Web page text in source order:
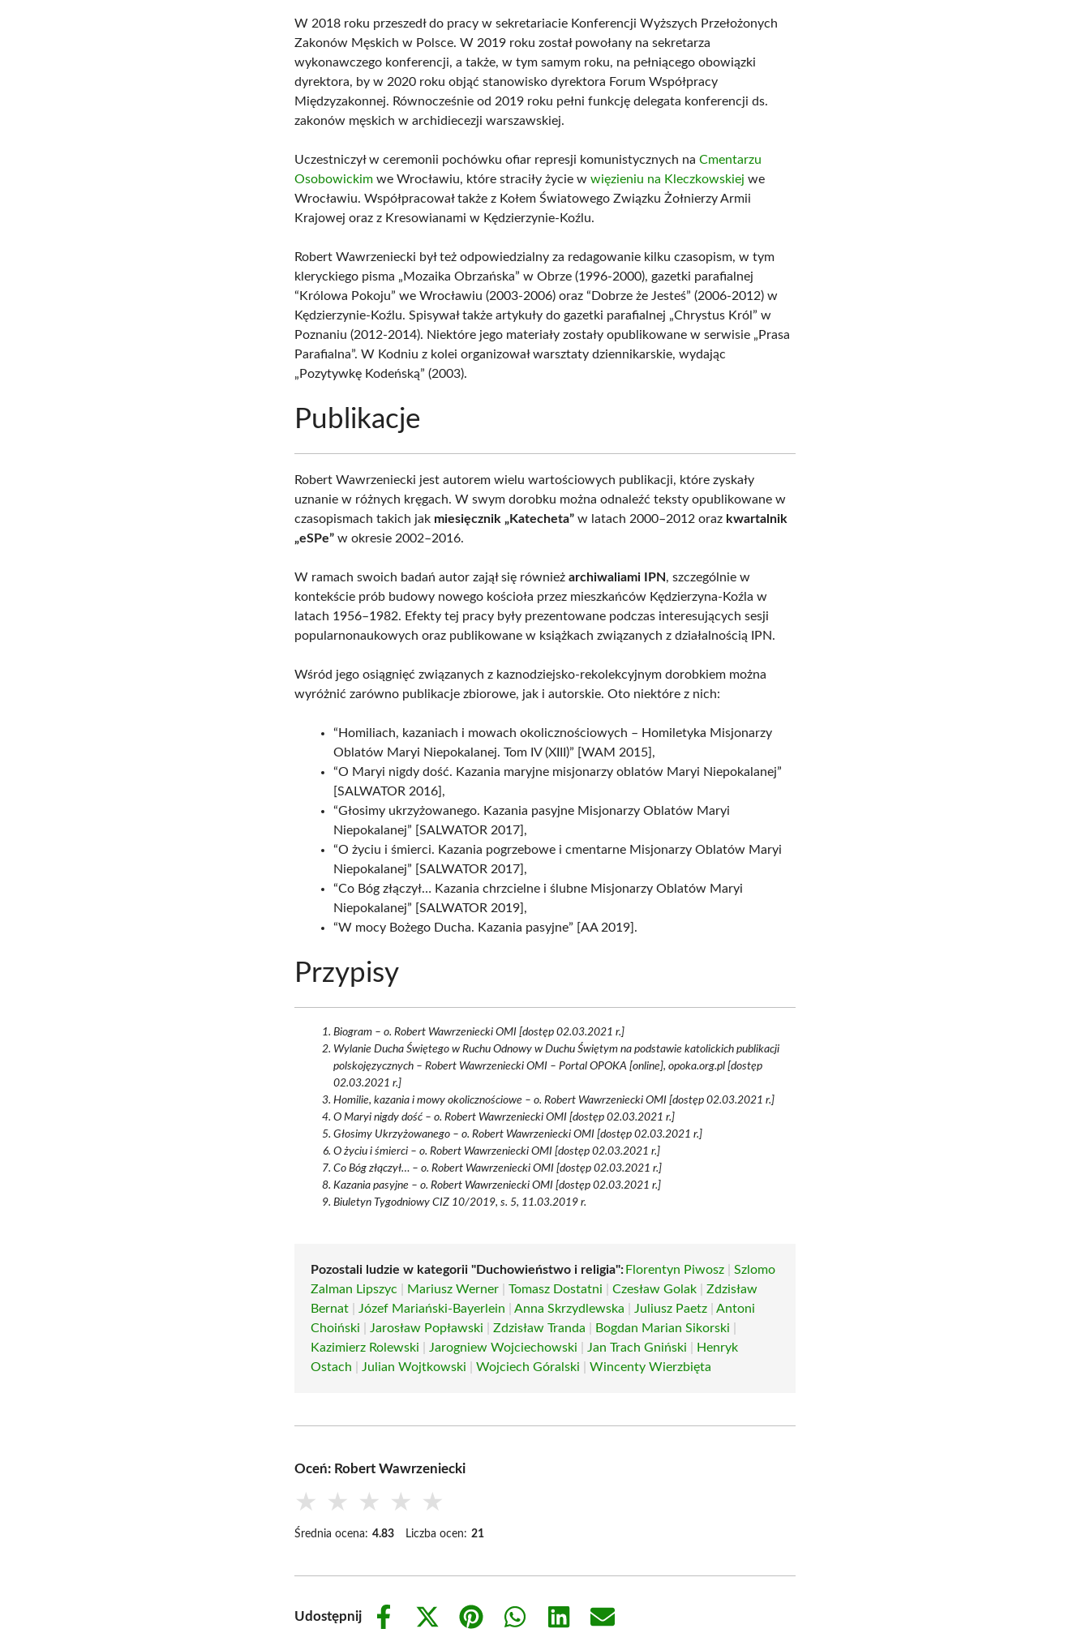
W 2018 roku przeszedł do pracy w sekretariacie Konferencji Wyższych Przełożonych
Zakonów Męskich w Polsce. W 2019 roku został powołany na sekretarza
wykonawczego konferencji, a także, w tym samym roku, na pełniącego obowiązki
dyrektora, by w 2020 roku objąć stanowisko dyrektora Forum Współpracy
Międzyzakonnej. Równocześnie od 2019 roku pełni funkcję delegata konferencji ds.
zakonów męskich w archidiecezji warszawskiej.
Uczestniczył w ceremonii pochówku ofiar represji komunistycznych naCmentarzu
Osobowickim we Wrocławiu, które straciły życie wwięzieniu na Kleczkowskiej we
Wrocławiu. Współpracował także z Kołem Światowego Związku Żołnierzy Armii
Krajowej oraz z Kresowianami w Kędzierzynie-Koźlu.
Robert Wawrzeniecki był też odpowiedzialny za redagowanie kilku czasopism, w tym
kleryckiego pisma „Mozaika Obrzańska” w Obrze (1996-2000), gazetki parafialnej
“Królowa Pokoju” we Wrocławiu (2003-2006) oraz “Dobrze że Jesteś” (2006-2012) w
Kędzierzynie-Koźlu. Spisywał także artykuły do gazetki parafialnej „Chrystus Król” w
Poznaniu (2012-2014). Niektóre jego materiały zostały opublikowane w serwisie „Prasa
Parafialna”. W Kodniu z kolei organizował warsztaty dziennikarskie, wydając
„Pozytywkę Kodeńską” (2003).
Publikacje
Robert Wawrzeniecki jest autorem wielu wartościowych publikacji, które zyskały
uznanie w różnych kręgach. W swym dorobku można odnaleźć teksty opublikowane w
czasopismach takich jak miesięcznik „Katecheta” w latach 2000–2012 oraz kwartalnik
„eSPe” w okresie 2002–2016.
W ramach swoich badań autor zajął się równieżarchiwaliami IPN, szczególnie w
kontekście prób budowy nowego kościoła przez mieszkańców Kędzierzyna-Koźla w
latach 1956–1982. Efekty tej pracy były prezentowane podczas interesujących sesji
popularnonaukowych oraz publikowane w książkach związanych z działalnością IPN.
Wśród jego osiągnięć związanych z kaznodziejsko-rekolekcyjnym dorobkiem można
wyróżnić zarówno publikacje zbiorowe, jak i autorskie. Oto niektóre z nich:
“Homiliach, kazaniach i mowach okolicznościowych – Homiletyka Misjonarzy
Oblatów Maryi Niepokalanej. Tom IV (XIII)” [WAM 2015],
“O Maryi nigdy dość. Kazania maryjne misjonarzy oblatów Maryi Niepokalanej”
[SALWATOR 2016],
“Głosimy ukrzyżowanego. Kazania pasyjne Misjonarzy Oblatów Maryi
Niepokalanej” [SALWATOR 2017],
“O życiu i śmierci. Kazania pogrzebowe i cmentarne Misjonarzy Oblatów Maryi
Niepokalanej” [SALWATOR 2017],
“Co Bóg złączył… Kazania chrzcielne i ślubne Misjonarzy Oblatów Maryi
Niepokalanej” [SALWATOR 2019],
“W mocy Bożego Ducha. Kazania pasyjne” [AA 2019].
Przypisy
Biogram – o. Robert Wawrzeniecki OMI [dostęp 02.03.2021 r.]
Wylanie Ducha Świętego w Ruchu Odnowy w Duchu Świętym na podstawie katolickich publikacji
polskojęzycznych – Robert Wawrzeniecki OMI – Portal OPOKA [online], opoka.org.pl [dostęp
02.03.2021 r.]
Homilie, kazania i mowy okolicznościowe – o. Robert Wawrzeniecki OMI [dostęp 02.03.2021 r.]
O Maryi nigdy dość – o. Robert Wawrzeniecki OMI [dostęp 02.03.2021 r.]
Głosimy Ukrzyżowanego – o. Robert Wawrzeniecki OMI [dostęp 02.03.2021 r.]
O życiu i śmierci – o. Robert Wawrzeniecki OMI [dostęp 02.03.2021 r.]
Co Bóg złączył… – o. Robert Wawrzeniecki OMI [dostęp 02.03.2021 r.]
Kazania pasyjne – o. Robert Wawrzeniecki OMI [dostęp 02.03.2021 r.]
Biuletyn Tygodniowy CIZ 10/2019, s. 5, 11.03.2019 r.
Pozostali ludzie w kategorii "Duchowieństwo i religia":Florentyn Piwosz |Szlomo
Zalman Lipszyc
Mariusz Werner |Tomasz Dostatni |Czesław Golak |Zdzisław
Bernat
Józef Mariański-Bayerlein |Anna Skrzydlewska Juliusz Paetz |Antoni
Choiński
Jarosław Popławski |Zdzisław Tranda Bogdan Marian Sikorski
Kazimierz Rolewski
Jarogniew Wojciechowski Jan Trach Gniński
Henryk
Ostach
Julian Wojtkowski |Wojciech Góralski |Wincenty Wierzbięta
Oceń: Robert Wawrzeniecki
★ ★ ★ ★ ★
Średnia ocena: 4.83 Liczba ocen: 21
Udostępnij
Share
Share
Share
Share
Share
Share